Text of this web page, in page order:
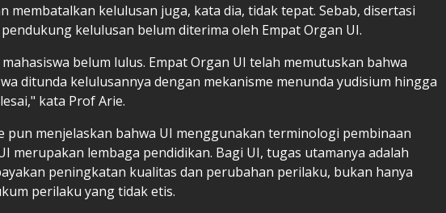
membatalkan kelulusan juga, kata dia, tidak tepat. Sebab, disertasi
kelulusan belum diterima oleh Empat Organ UI.
belum lulus. Empat Organ UI telah memutuskan bahwa
ditunda kelulusannya dengan mekanisme menunda yudisium hingga
kata Prof Arie.
pun menjelaskan bahwa UI menggunakan terminologi pembinaan
merupakan lembaga pendidikan. Bagi UI, tugas utamanya adalah
peningkatan kualitas dan perubahan perilaku, bukan hanya
perilaku yang tidak etis.